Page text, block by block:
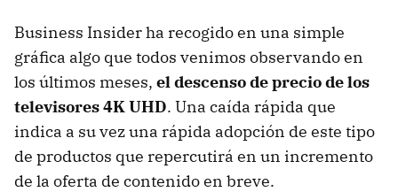
Business Insider ha recogido en una simple
gráfica algo que todos venimos observando en
los últimos meses, el descenso de precio de los
televisores 4K UHD. Una caída rápida que
indica a su vez una rápida adopción de este tipo
de productos que repercutirá en un incremento
de la oferta de contenido en breve.